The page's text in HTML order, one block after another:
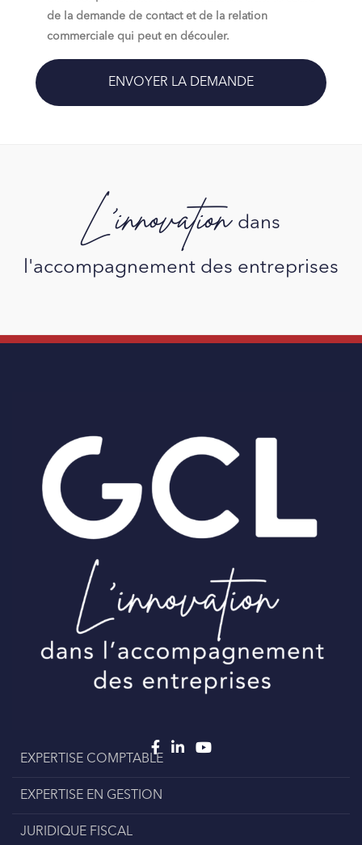
de la demande de contact et de la relation
commerciale qui peut en découler.
L'innovation dans
l'accompagnement des entreprises
EXPERTISE COMPTABLE
EXPERTISE EN GESTION
JURIDIQUE FISCAL